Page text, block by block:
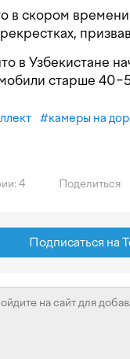
в скором
в Узбекистане
старше
#камеры на
4 Поделиться
Подписаться на